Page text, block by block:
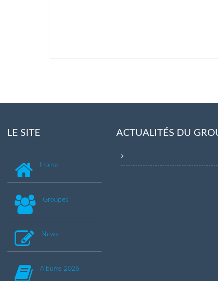
LE SITE
Home
Groupes
News
Albums 2026
ACTUALITÉS DU